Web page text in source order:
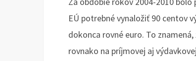
EÚ potrebné vynaložiť 90 centov
dokonca rovné euro. To
rovnako na príjmovej aj